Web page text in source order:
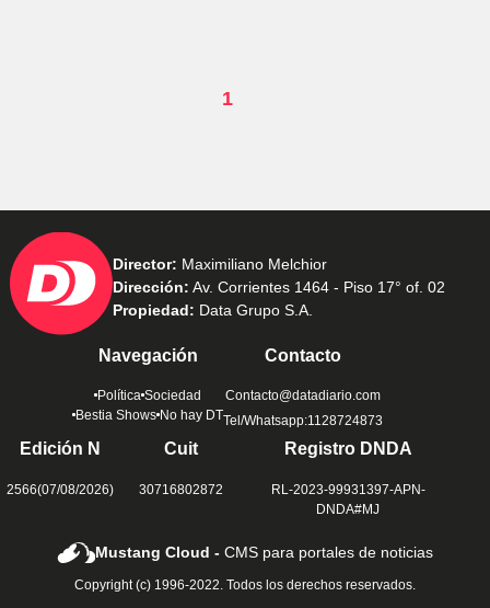
1
Director: Maximiliano Melchior
Dirección: Av. Corrientes 1464 - Piso 17° of. 02
Propiedad: Data Grupo S.A.
Navegación
Política Sociedad
Bestia Shows No hay DT
Contacto
Contacto@datadiario.com
Tel/Whatsapp:1128724873
Edición N
2566(07/08/2026)
Cuit
30716802872
Registro DNDA
RL-2023-99931397-APN-
DNDA#MJ
Mustang Cloud -CMS para portales de noticias
Copyright (c) 1996-2022. Todos los derechos reservados.